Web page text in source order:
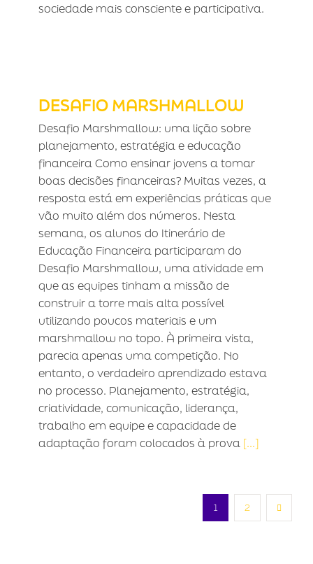
sociedade mais consciente e participativa.
DESAFIO MARSHMALLOW
Desafio Marshmallow: uma lição sobre
planejamento, estratégia e educação
financeira Como ensinar jovens a tomar
boas decisões financeiras? Muitas vezes, a
resposta está em experiências práticas que
vão muito além dos números. Nesta
semana, os alunos do Itinerário de
Educação Financeira participaram do
Desafio Marshmallow, uma atividade em
que as equipes tinham a missão de
construir a torre mais alta possível
utilizando poucos materiais e um
marshmallow no topo. À primeira vista,
parecia apenas uma competição. No
entanto, o verdadeiro aprendizado estava
no processo. Planejamento, estratégia,
criatividade, comunicação, liderança,
trabalho em equipe e capacidade de
adaptação foram colocados à prova [...]
1 2